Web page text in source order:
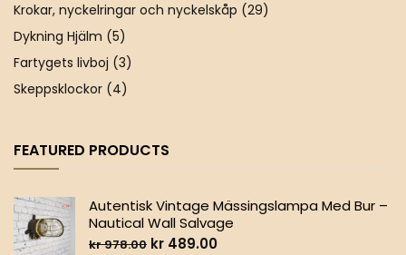
Krokar, nyckelringar och nyckelskåp (29)
Dykning Hjälm (5)
Fartygets livboj (3)
Skeppsklockor (4)
FEATURED PRODUCTS
Autentisk Vintage Mässingslampa Med Bur –
Nautical Wall Salvage
kr978.00 kr 489.00